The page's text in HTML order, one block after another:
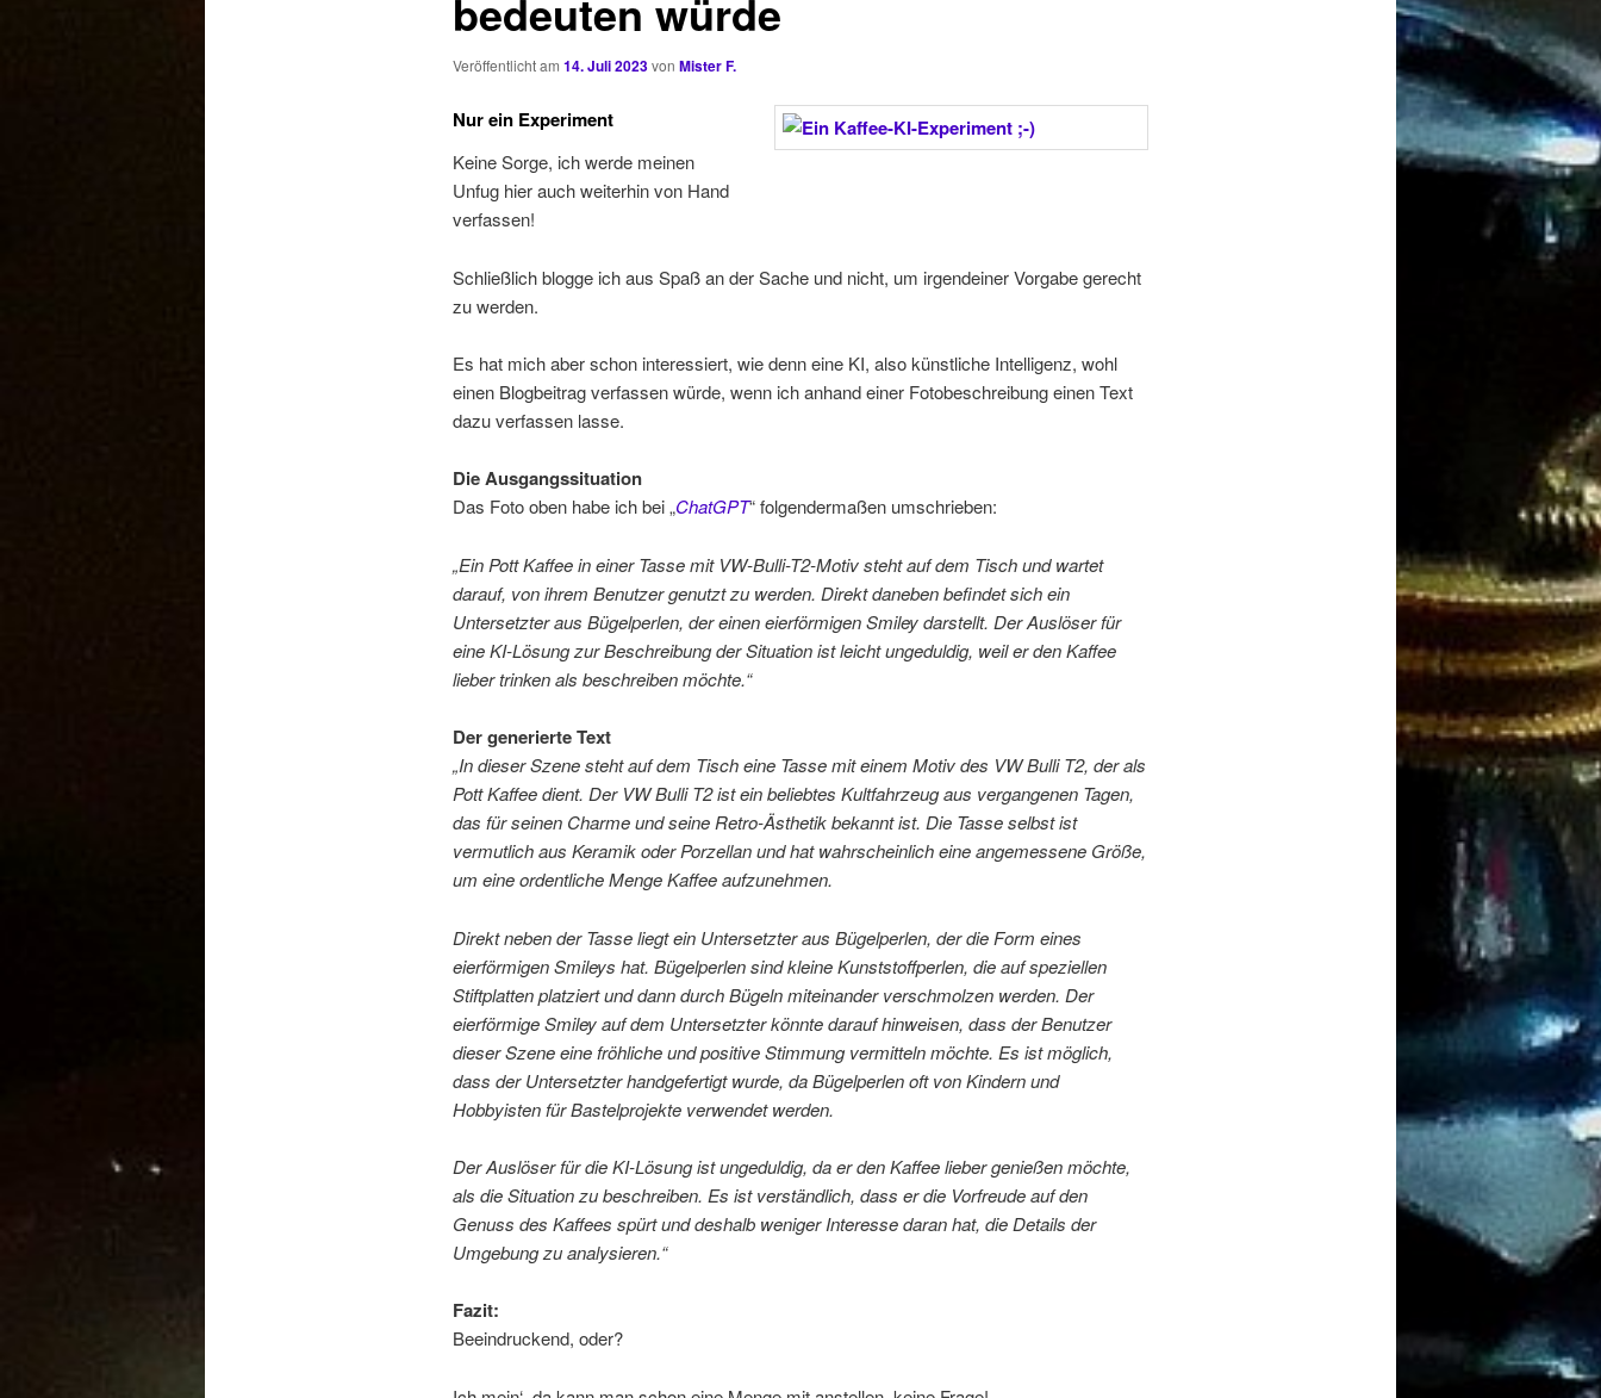
bedeuten würde
Veröffentlicht am 14. Juli 2023von Mister F.
Nur ein Experiment
Keine Sorge, ich werde meinen
Unfug hier auch weiterhin von Hand
verfassen!
Schließlich blogge ich aus Spaß an der Sache und nicht, um irgendeiner Vorgabe gerecht
zu werden.
Es hat mich aber schon interessiert, wie denn eine KI, also künstliche Intelligenz, wohl
einen Blogbeitrag verfassen würde, wenn ich anhand einer Fotobeschreibung einen Text
dazu verfassen lasse.
Die Ausgangssituation
Das Foto oben habe ich bei „ChatGPT“ folgendermaßen umschrieben:
„Ein Pott Kaffee in einer Tasse mit VW-Bulli-T2-Motiv steht auf dem Tisch und wartet
darauf, von ihrem Benutzer genutzt zu werden. Direkt daneben befindet sich ein
Untersetzter aus Bügelperlen, der einen eierförmigen Smiley darstellt. Der Auslöser für
eine KI-Lösung zur Beschreibung der Situation ist leicht ungeduldig, weil er den Kaffee
lieber trinken als beschreiben möchte.“
Der generierte Text
„In dieser Szene steht auf dem Tisch eine Tasse mit einem Motiv des VW Bulli T2, der als
Pott Kaffee dient. Der VW Bulli T2 ist ein beliebtes Kultfahrzeug aus vergangenen Tagen,
das für seinen Charme und seine Retro-Ästhetik bekannt ist. Die Tasse selbst ist
vermutlich aus Keramik oder Porzellan und hat wahrscheinlich eine angemessene Größe,
um eine ordentliche Menge Kaffee aufzunehmen.
Direkt neben der Tasse liegt ein Untersetzter aus Bügelperlen, der die Form eines
eierförmigen Smileys hat. Bügelperlen sind kleine Kunststoffperlen, die auf speziellen
Stiftplatten platziert und dann durch Bügeln miteinander verschmolzen werden. Der
eierförmige Smiley auf dem Untersetzter könnte darauf hinweisen, dass der Benutzer
dieser Szene eine fröhliche und positive Stimmung vermitteln möchte. Es ist möglich,
dass der Untersetzter handgefertigt wurde, da Bügelperlen oft von Kindern und
Hobbyisten für Bastelprojekte verwendet werden.
Der Auslöser für die KI-Lösung ist ungeduldig, da er den Kaffee lieber genießen möchte,
als die Situation zu beschreiben. Es ist verständlich, dass er die Vorfreude auf den
Genuss des Kaffees spürt und deshalb weniger Interesse daran hat, die Details der
Umgebung zu analysieren.“
Fazit:
Beeindruckend, oder?